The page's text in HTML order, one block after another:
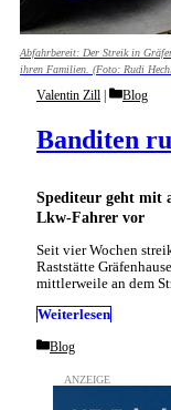
Abfahrbereit: Der Streik in
ihren Familien. (Foto: Rudi
Spediteur geht mit
Lkw-Fahrer vor
Banditen
Valentin Zill Categories
Blog
Seit vier Wochen
Raststätte
mittlerweile an dem
Weiterlesen
Categories
Blog